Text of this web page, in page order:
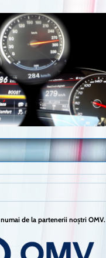
de la partenerii noștri OMV.